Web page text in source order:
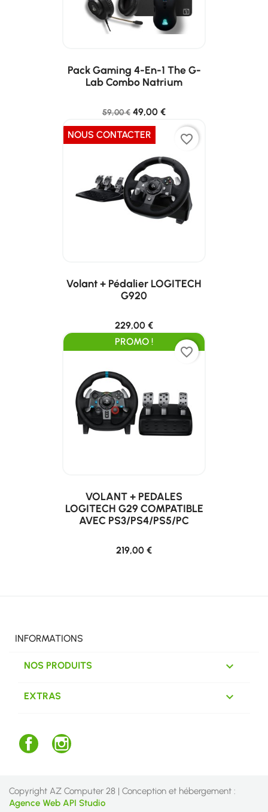
Pack Gaming 4-En-1 The G-
Lab Combo Natrium
59,00 € 49,00 €
NOUS CONTACTER
favorite_border
Volant + Pédalier LOGITECH
G920
229,00 €
PROMO !
favorite_border
VOLANT + PEDALES
LOGITECH G29 COMPATIBLE
AVEC PS3/PS4/PS5/PC
219,00 €
INFORMATIONS
NOS PRODUITS 
EXTRAS 
FacebookInstagram
Copyright AZ Computer 28 | Conception et hébergement :
Agence Web API Studio